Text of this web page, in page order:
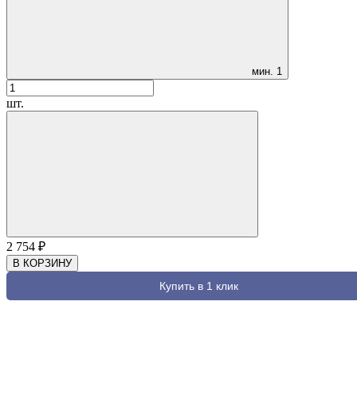
мин. 1
шт.
2 754 ₽
В КОРЗИНУ
Купить в 1 клик